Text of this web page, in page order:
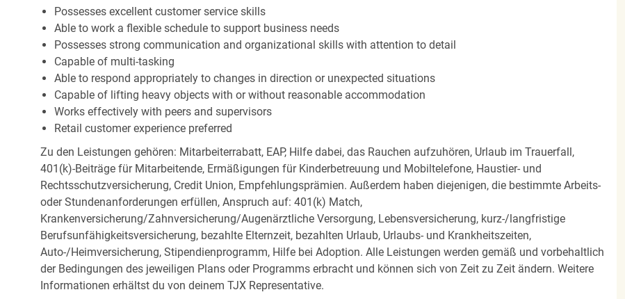
Possesses excellent customer service skills
Able to work a flexible schedule to support business needs
Possesses strong communication and organizational skills with attention to detail
Capable of multi-tasking
Able to respond appropriately to changes in direction or unexpected situations
Capable of lifting heavy objects with or without reasonable accommodation
Works effectively with peers and supervisors
Retail customer experience preferred
Zu den Leistungen gehören: Mitarbeiterrabatt, EAP, Hilfe dabei, das Rauchen aufzuhören, Urlaub im Trauerfall,
401(k)-Beiträge für Mitarbeitende, Ermäßigungen für Kinderbetreuung und Mobiltelefone, Haustier- und
Rechtsschutzversicherung, Credit Union, Empfehlungsprämien. Außerdem haben diejenigen, die bestimmte Arbeits-
oder Stundenanforderungen erfüllen, Anspruch auf: 401(k) Match,
Krankenversicherung/Zahnversicherung/Augenärztliche Versorgung, Lebensversicherung, kurz-/langfristige
Berufsunfähigkeitsversicherung, bezahlte Elternzeit, bezahlten Urlaub, Urlaubs- und Krankheitszeiten,
Auto-/Heimversicherung, Stipendienprogramm, Hilfe bei Adoption. Alle Leistungen werden gemäß und vorbehaltlich
der Bedingungen des jeweiligen Plans oder Programms erbracht und können sich von Zeit zu Zeit ändern. Weitere
Informationen erhältst du von deinem TJX Representative.